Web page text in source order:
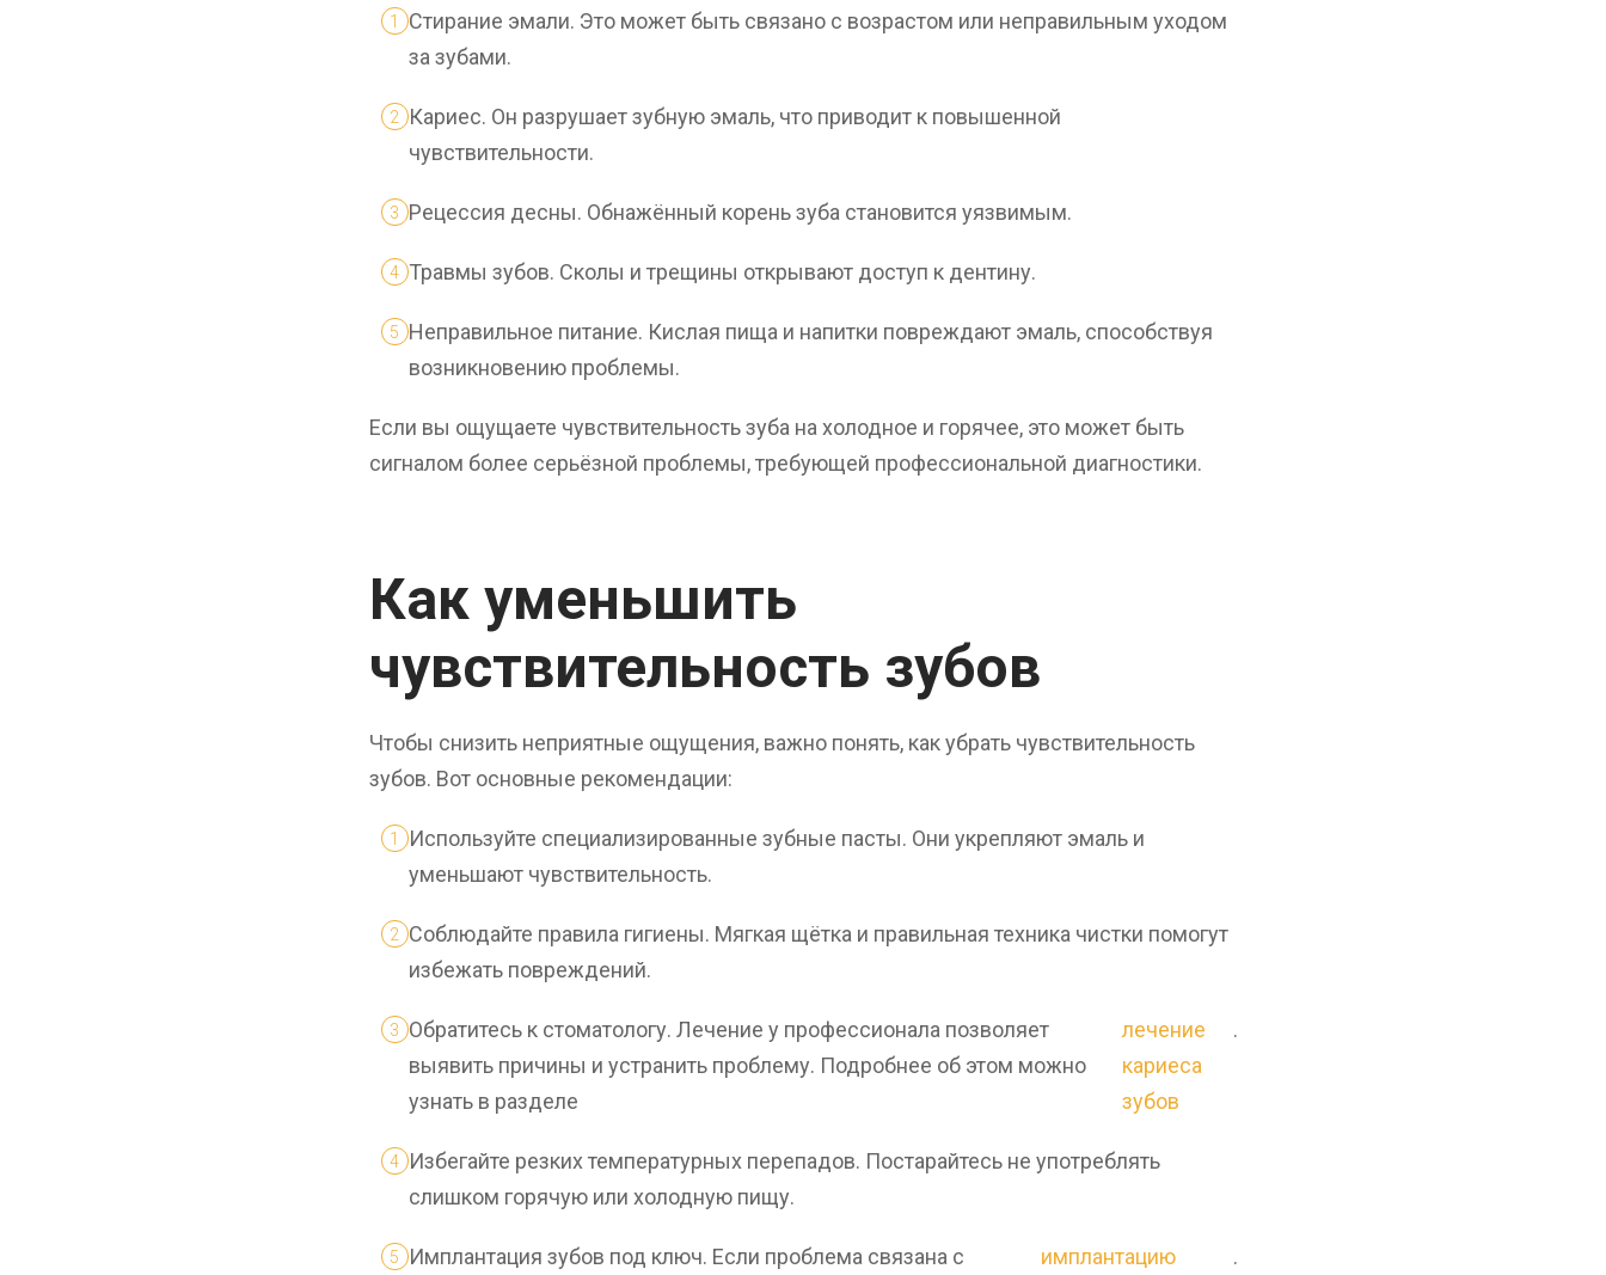
Стирание эмали. Это может быть связано с возрастом или неправильным уходом
за зубами.
Кариес. Он разрушает зубную эмаль, что приводит к повышенной
чувствительности.
Рецессия десны. Обнажённый корень зуба становится уязвимым.
Травмы зубов. Сколы и трещины открывают доступ к дентину.
Неправильное питание. Кислая пища и напитки повреждают эмаль, способствуя
возникновению проблемы.
Если вы ощущаете чувствительность зуба на холодное и горячее, это может быть
сигналом более серьёзной проблемы, требующей профессиональной диагностики.
Как уменьшить
чувствительность зубов
Чтобы снизить неприятные ощущения, важно понять, как убрать чувствительность
зубов. Вот основные рекомендации:
Используйте специализированные зубные пасты. Они укрепляют эмаль и
уменьшают чувствительность.
Соблюдайте правила гигиены. Мягкая щётка и правильная техника чистки помогут
избежать повреждений.
Обратитесь к стоматологу. Лечение у профессионала позволяет
выявить причины и устранить проблему. Подробнее об этом можно
узнать в разделе
лечение
кариеса
зубов
.
Избегайте резких температурных перепадов. Постарайтесь не употреблять
слишком горячую или холодную пищу.
Имплантация зубов под ключ. Если проблема связана с
имплантацию
.